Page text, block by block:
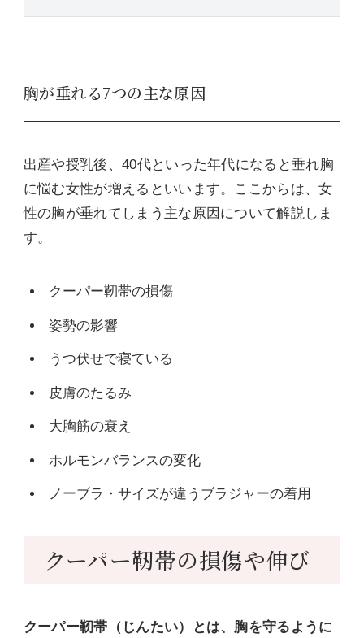
胸が垂れる7つの主な原因
出産や授乳後、40代といった年代になると垂れ胸
に悩む女性が増えるといいます。ここからは、女
性の胸が垂れてしまう主な原因について解説しま
す。
クーパー靭帯の損傷
姿勢の影響
うつ伏せで寝ている
皮膚のたるみ
大胸筋の衰え
ホルモンバランスの変化
ノーブラ・サイズが違うブラジャーの着用
クーパー靭帯の損傷や伸び
クーパー靭帯（じんたい）とは、胸を守るように